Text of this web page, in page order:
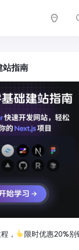
站指南
，
限时优惠20%别